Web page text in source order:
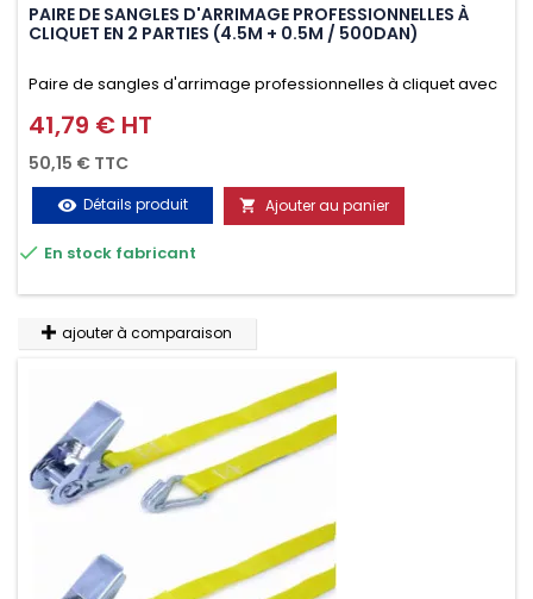
PAIRE DE SANGLES D'ARRIMAGE PROFESSIONNELLES À
CLIQUET EN 2 PARTIES (4.5M + 0.5M / 500DAN)
Paire de sangles d'arrimage professionnelles à cliquet avec
crochet en 2 parties (4.5M + 0.5M / 500daN), simple et rapide
d'utilisation. Permet d'arrimer et de sécuriser vos
chargements pendant le transport. Matière polyester très
résistante aux UV et aux variations de températures,
n'absorbe pas l'eau.
Prix
41,79 € HT
50,15 € TTC
visibility Détails produit  Ajouter au panier
 En stock fabricant
ajouter à comparaison